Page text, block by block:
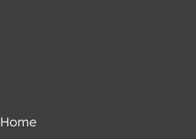
Home